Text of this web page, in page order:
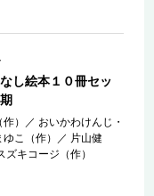
し絵本１０冊セッ
） ／ おいかわけんじ・
こ（作）
／ 片山健
ズキコージ（作）